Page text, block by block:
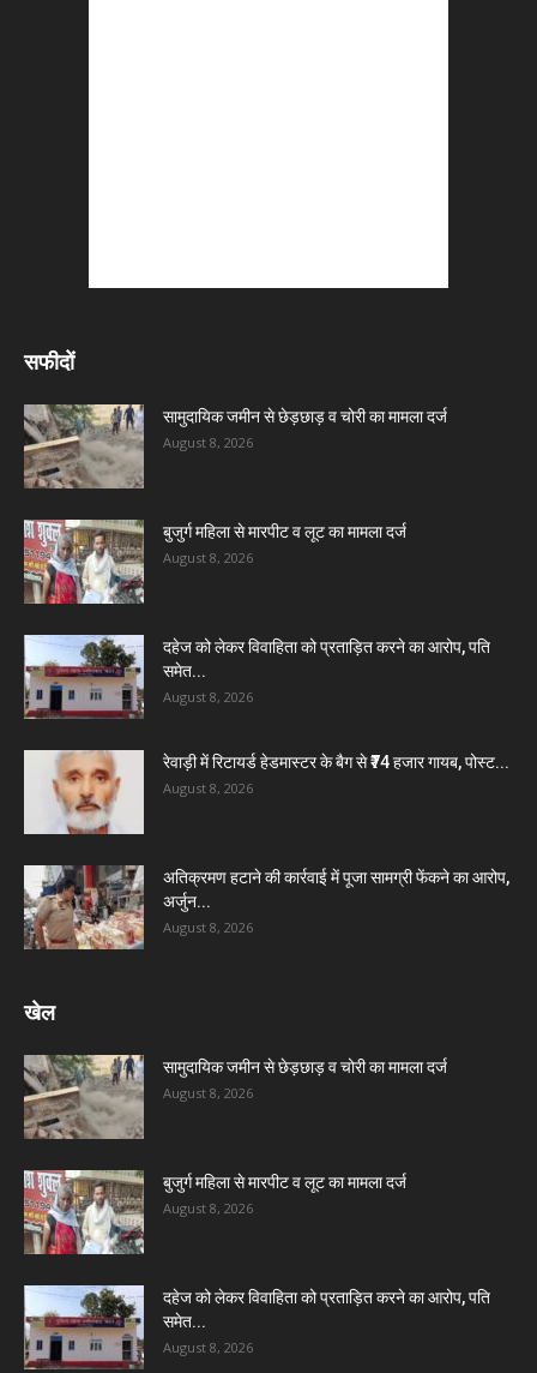
सफीदों
सामुदायिक जमीन से छेड़छाड़ व चोरी का मामला दर्ज
August 8, 2026
बुजुर्ग महिला से मारपीट व लूट का मामला दर्ज
August 8, 2026
दहेज को लेकर विवाहिता को प्रताड़ित करने का आरोप, पति
समेत...
August 8, 2026
रेवाड़ी में रिटायर्ड हेडमास्टर के बैग से ₹74 हजार गायब, पोस्ट...
August 8, 2026
अतिक्रमण हटाने की कार्रवाई में पूजा सामग्री फेंकने का आरोप,
अर्जुन...
August 8, 2026
खेल
सामुदायिक जमीन से छेड़छाड़ व चोरी का मामला दर्ज
August 8, 2026
बुजुर्ग महिला से मारपीट व लूट का मामला दर्ज
August 8, 2026
दहेज को लेकर विवाहिता को प्रताड़ित करने का आरोप, पति
समेत...
August 8, 2026